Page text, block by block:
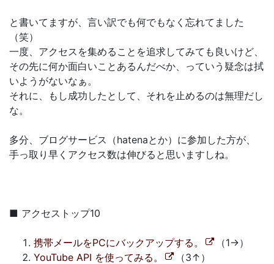
と書いてますが、言い訳でも何でもなく忘れてました
（笑）
一度、アクセスを集めることを追求してみても良いけど、
その先に何か面白いことあるんだべか、っていう疑念は拭
いようがないなぁ。
それに、もし成功したとして、それを止めるのは無理だし
な。
多分、ブログサービス（hatenaとか）に参加した方が、
手っ取り早くアクセス数は伸びると思いますしね。
■ アクセストップ10
携帯メールをPCにバックアップする。
（1→）
YouTube API を使ってみる。
（3↑）